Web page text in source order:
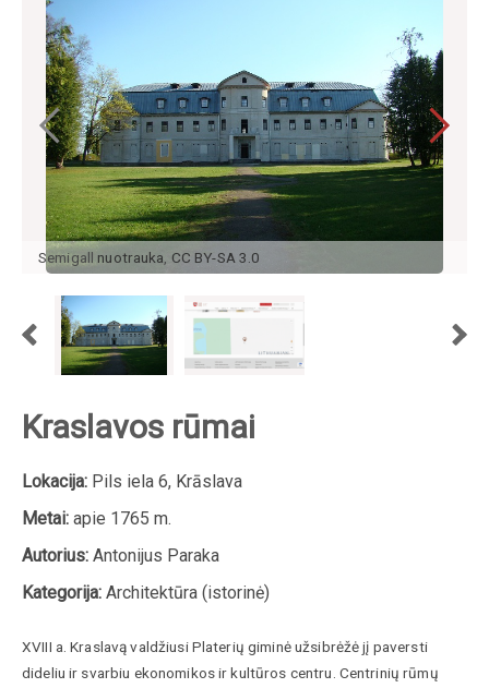
Semigall nuotrauka CC BY-SA 3.0
Kraslavos rūmai
Lokacija: Pils iela 6, Krāslava
Metai: apie 1765 m.
Autorius: Antonijus Paraka
Kategorija: Architektūra (istorinė)
XVIII a. Kraslavą valdžiusi Platerių giminė užsibrėžė jį paversti
dideliu ir svarbiu ekonomikos ir kultūros centru. Centrinių rūmų